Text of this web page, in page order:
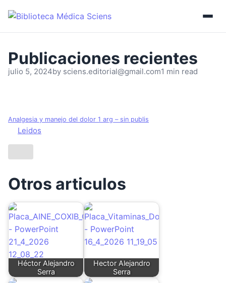
julio 5, 2024by sciens.editorial@gmail.com1 min read
Analgesia y manejo del dolor 1 arg – sin publis
Leidos
Otros articulos
Héctor Alejandro
Serra
Hector Alejandro
Serra